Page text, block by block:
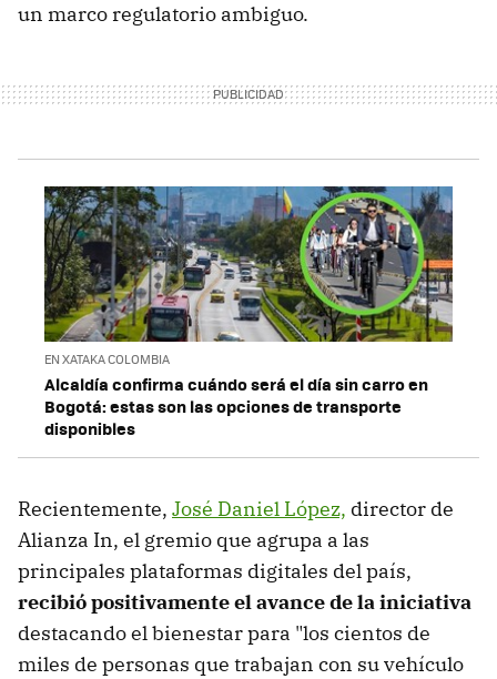
un marco regulatorio ambiguo.
EN XATAKA COLOMBIA
Alcaldía confirma cuándo será el día sin carro en
Bogotá: estas son las opciones de transporte
disponibles
Recientemente, José Daniel López, director de
Alianza In, el gremio que agrupa a las
principales plataformas digitales del país,
recibió positivamente el avance de la iniciativa
destacando el bienestar para "los cientos de
miles de personas que trabajan con su vehículo